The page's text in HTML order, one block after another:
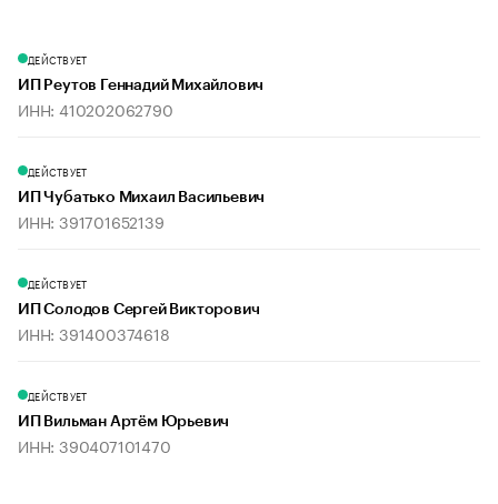
ДЕЙСТВУЕТ
ИП Реутов Геннадий Михайлович
ИНН: 410202062790
ДЕЙСТВУЕТ
ИП Чубатько Михаил Васильевич
ИНН: 391701652139
ДЕЙСТВУЕТ
ИП Солодов Сергей Викторович
ИНН: 391400374618
ДЕЙСТВУЕТ
ИП Вильман Артём Юрьевич
ИНН: 390407101470